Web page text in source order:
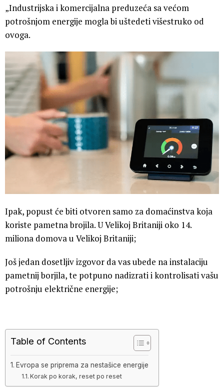
„Industrijska i komercijalna preduzeća sa većom
potrošnjom energije mogla bi uštedeti višestruko od
ovoga.
Ipak, popust će biti otvoren samo za domaćinstva koja
koriste pametna brojila. U Velikoj Britaniji oko 14.
miliona domova u Velikoj Britaniji;
Još jedan dosetljiv izgovor da vas ubede na instalaciju
pametnij borjila, te potpuno nadizrati i kontrolisati vašu
potrošnju električne energije;
Table of Contents
Evropa se priprema za nestašice energije
Korak po korak, reset po reset